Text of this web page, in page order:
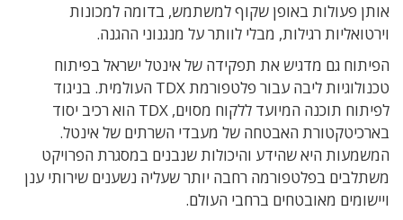
אותן פעולות באופן שקוף למשתמש, בדומה למכונות
וירטואליות רגילות, מבלי לוותר על מנגנוני ההגנה.
הפיתוח גם מדגיש את תפקידה של אינטל ישראל בפיתוח
טכנולוגיות ליבה עבור פלטפורמת TDX העולמית. בניגוד
לפיתוח תוכנה המיועד ללקוח מסוים, TDX הוא רכיב יסוד
בארכיטקטורת האבטחה של מעבדי השרתים של אינטל.
המשמעות היא שהידע והיכולות שנבנים במסגרת הפרויקט
משתלבים בפלטפורמה רחבה יותר שעליה נשענים שירותי ענן
ויישומים מאובטחים ברחבי העולם.